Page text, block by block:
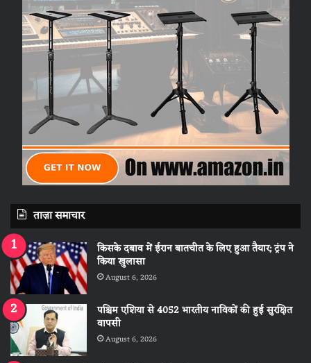
ताज़ा समाचार
किसके दबाव में ईरान बातचीत के लिए हुआ तैयार; ट्रंप ने
किया खुलासा
August 6, 2026
पश्चिम एशिया से 4052 भारतीय नाविकों की हुई सुरक्षित
वापसी
August 6, 2026